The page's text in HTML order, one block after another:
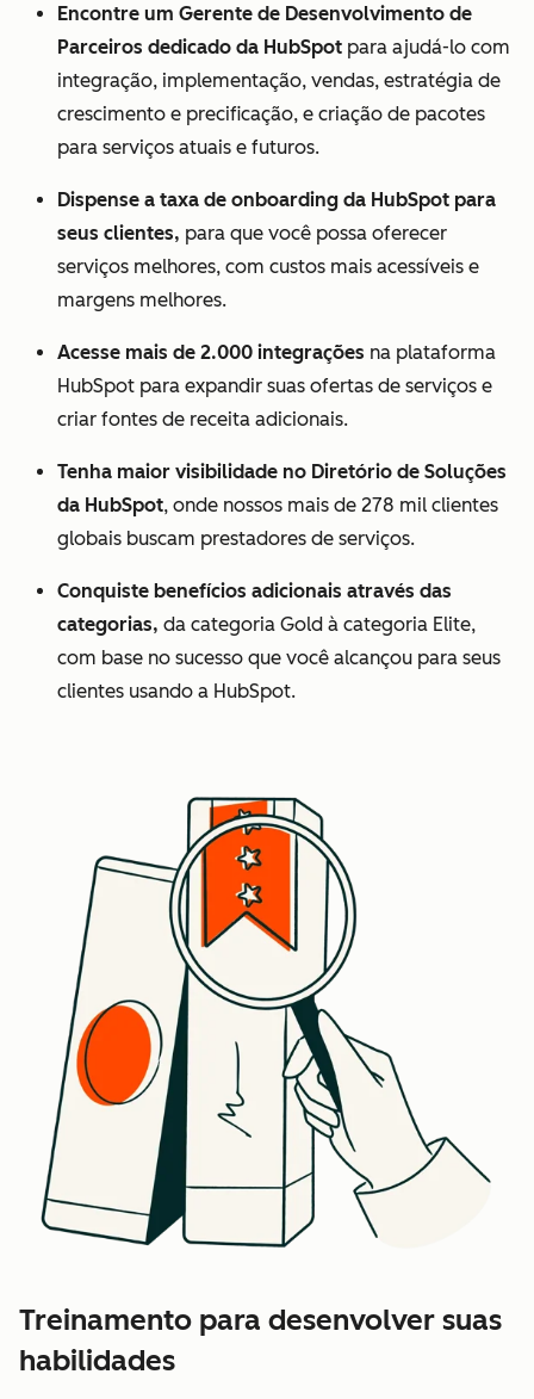
Encontre um Gerente de Desenvolvimento de
Parceiros dedicado da HubSpot para ajudá-lo com
integração, implementação, vendas, estratégia de
crescimento e precificação, e criação de pacotes
para serviços atuais e futuros.
Dispense a taxa de onboarding da HubSpot para
seus clientes, para que você possa oferecer
serviços melhores, com custos mais acessíveis e
margens melhores.
Acesse mais de 2.000 integrações na plataforma
HubSpot para expandir suas ofertas de serviços e
criar fontes de receita adicionais.
Tenha maior visibilidade no Diretório de Soluções
da HubSpot, onde nossos mais de 278 mil clientes
globais buscam prestadores de serviços.
Conquiste benefícios adicionais através das
categorias, da categoria Gold à categoria Elite,
com base no sucesso que você alcançou para seus
clientes usando a HubSpot.
Treinamento para desenvolver suas
habilidades